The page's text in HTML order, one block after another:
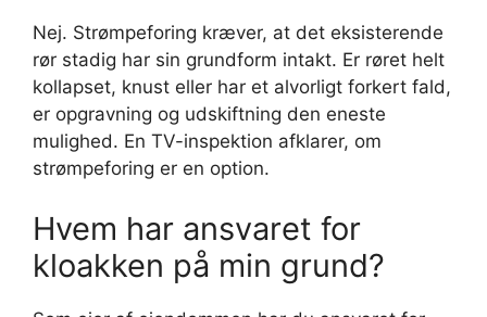
Nej. Strømpeforing kræver, at det eksisterende
rør stadig har sin grundform intakt. Er røret helt
kollapset, knust eller har et alvorligt forkert fald,
er opgravning og udskiftning den eneste
mulighed. En TV-inspektion afklarer, om
strømpeforing er en option.
Hvem har ansvaret for
kloakken på min grund?